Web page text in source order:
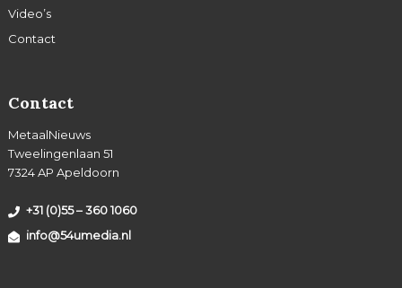
Video’s
Contact
Contact
MetaalNieuws
Tweelingenlaan 51
7324 AP Apeldoorn
+31 (0)55 – 360 1060
info@54umedia.nl